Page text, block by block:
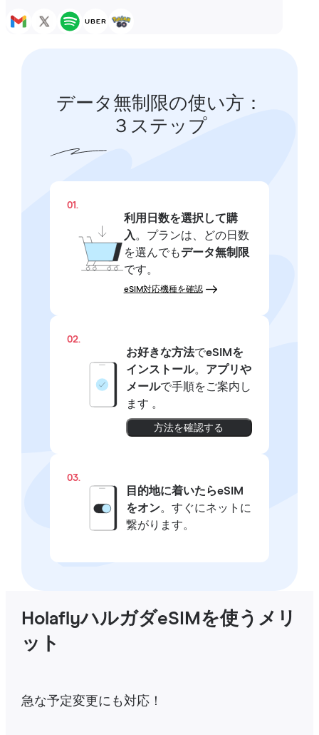
データ無制限の使い方：
３ステップ
01.
利用日数を選択して購
入 。プランは、どの日数
を選んでもデータ無制限
です。
eSIM対応機種を確認
02.
お好きな方法でeSIMを
インストール。 アプリや
メールで手順をご案内し
ます 。
方法を確認する
03.
目的地に着いたらeSIM
をオン。すぐにネットに
繋がります。
HolaflyハルガダeSIMを使うメリ
ット
急な予定変更にも対応！